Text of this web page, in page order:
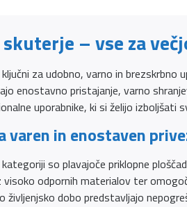
– vse za
za udobno, varno in brezskrbno
enostavno pristajanje, varno
uporabnike, ki si želijo izboljšati
varen in enostaven
so plavajoče priklopne
visoko odpornih materialov ter
dobo predstavljajo